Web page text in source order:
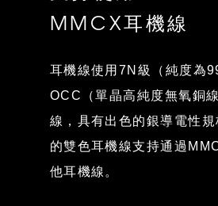
MMCX耳機線
耳機線使用7N級（純度為
OCC（單晶高純度無氧銅
線，具有出色的銀導電性
的雙色耳機線支持通過
他耳機線。